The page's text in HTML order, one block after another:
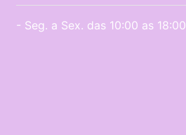
- Seg. a Sex. das 10:00 as 18:00